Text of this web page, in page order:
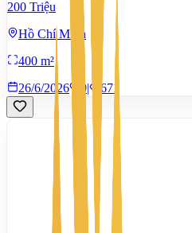
200 Triệu
Hồ Chí Minh
400 m²
26/6/2026
0| 671